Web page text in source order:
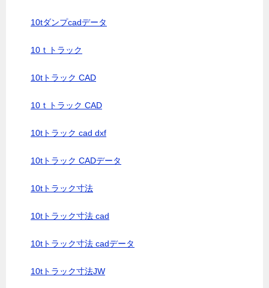
10tダンプcadデータ
10ｔトラック
10tトラック CAD
10ｔトラック CAD
10tトラック cad dxf
10tトラック CADデータ
10tトラック寸法
10tトラック寸法 cad
10tトラック寸法 cadデータ
10tトラック寸法JW